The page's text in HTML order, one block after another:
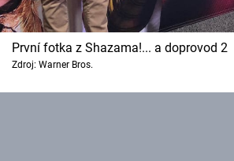
První fotka z Shazama!... a doprovod 2
Zdroj: Warner Bros.